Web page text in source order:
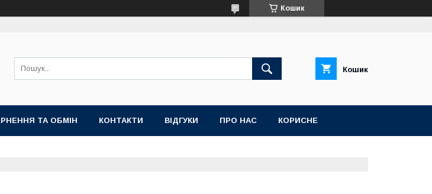
Кошик
Кошик
ТА ОБМІН КОНТАКТИ ВІДГУКИ ПРО НАС КОРИСНЕ